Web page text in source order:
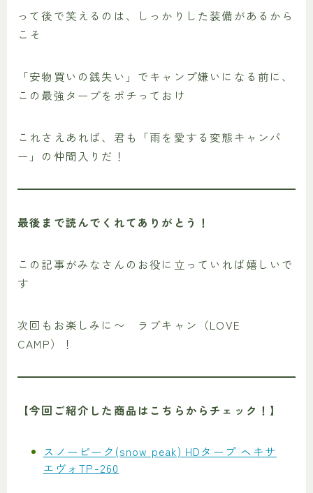
って後で笑えるのは、しっかりした装備があるから
こそ
「安物買いの銭失い」でキャンプ嫌いになる前に、
この最強タープをポチっておけ
これさえあれば、君も「雨を愛する変態キャンパ
ー」の仲間入りだ！
最後まで読んでくれてありがとう！
この記事がみなさんのお役に立っていれば嬉しいで
す
次回もお楽しみに〜 ラブキャン（LOVE
CAMP）！
【今回ご紹介した商品はこちらからチェック！】
スノーピーク(snow peak) HDタープ ヘキサ
エヴォTP-260